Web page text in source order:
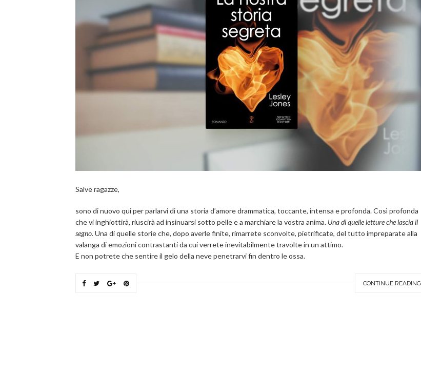
Salve ragazze,
sono di nuovo qui per parlarvi di una storia d’amore drammatica, toccante, intensa e profonda. Così profonda
che vi inghiottirà, riuscirà ad insinuarsi sotto pelle e a marchiare la vostra anima. Una di quelle letture che lascia il
segno. Una di quelle storie che, dopo averle finite, rimarrete sconvolte, pietrificate, del tutto impreparate alla
valanga di emozioni contrastanti da cui verrete inevitabilmente travolte in un attimo.
E non potrete che sentire il gelo della neve penetrarvi fin dentro le ossa.
CONTINUE READING